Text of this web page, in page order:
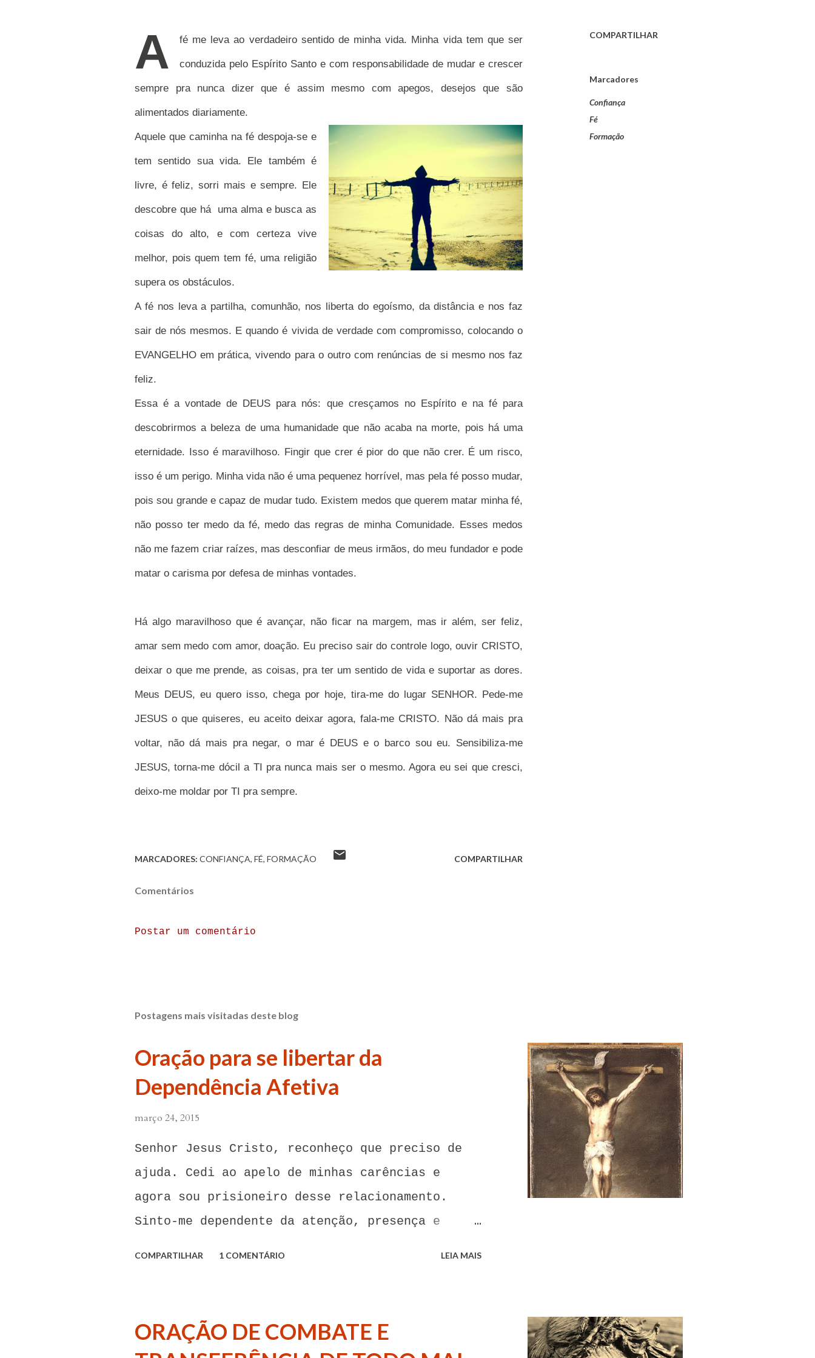
A
fé me leva ao verdadeiro sentido de minha vida. Minha vida tem que ser
conduzida pelo Espírito Santo e com responsabilidade de mudar e crescer
sempre pra nunca dizer que é assim mesmo com apegos, desejos que são
alimentados diariamente.
Aquele que caminha na fé despoja-se e
tem sentido sua vida. Ele também é
livre, é feliz, sorri mais e sempre. Ele
descobre que há uma alma e busca as
coisas do alto, e com certeza vive
melhor, pois quem tem fé, uma religião
supera os obstáculos.
A fé nos leva a partilha, comunhão, nos liberta do egoísmo, da distância e nos faz
sair de nós mesmos. E quando é vivida de verdade com compromisso, colocando o
EVANGELHO em prática, vivendo para o outro com renúncias de si mesmo nos faz
feliz.
Essa é a vontade de DEUS para nós: que cresçamos no Espírito e na fé para
descobrirmos a beleza de uma humanidade que não acaba na morte, pois há uma
eternidade. Isso é maravilhoso. Fingir que crer é pior do que não crer. É um risco,
isso é um perigo. Minha vida não é uma pequenez horrível, mas pela fé posso mudar,
pois sou grande e capaz de mudar tudo. Existem medos que querem matar minha fé,
não posso ter medo da fé, medo das regras de minha Comunidade. Esses medos
não me fazem criar raízes, mas desconfiar de meus irmãos, do meu fundador e pode
matar o carisma por defesa de minhas vontades.
Há algo maravilhoso que é avançar, não ficar na margem, mas ir além, ser feliz,
amar sem medo com amor, doação. Eu preciso sair do controle logo, ouvir CRISTO,
deixar o que me prende, as coisas, pra ter um sentido de vida e suportar as dores.
Meus DEUS, eu quero isso, chega por hoje, tira-me do lugar SENHOR. Pede-me
JESUS o que quiseres, eu aceito deixar agora, fala-me CRISTO. Não dá mais pra
voltar, não dá mais pra negar, o mar é DEUS e o barco sou eu. Sensibiliza-me
JESUS, torna-me dócil a TI pra nunca mais ser o mesmo. Agora eu sei que cresci,
deixo-me moldar por TI pra sempre.
COMPARTILHAR
Marcadores
Confiança
Fé
Formação
MARCADORES: CONFIANÇA FÉ FORMAÇÃO COMPARTILHAR
Comentários
Postar um comentário
Postagens mais visitadas deste blog
Oração para se libertar da
Dependência Afetiva
março 24, 2015
Senhor Jesus Cristo, reconheço que preciso de
ajuda. Cedi ao apelo de minhas carências e
agora sou prisioneiro desse relacionamento.
Sinto-me dependente da atenção, presença e
pensamentos e sentimentos de paixão e desejo me
invadem. Não consigo me livrar deles, pois o
COMPARTILHAR 1 COMENTÁRIO LEIA MAIS
ORAÇÃO DE COMBATE E